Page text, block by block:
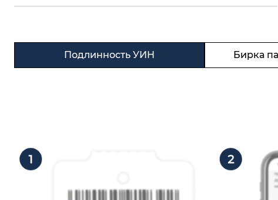
Подлинность УИН Бирка